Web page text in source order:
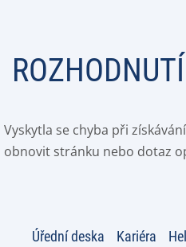
Vyskytla se chyba při
obnovit stránku nebo dotaz
Úřední deska Kariéra